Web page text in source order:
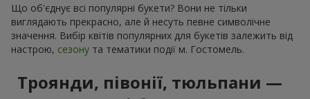
Що об'єднує всі популярні букети? Вони не тільки
виглядають прекрасно, але й несуть певне символічне
значення. Вибір квітів популярних для букетів залежить від
настрою, сезону та тематики події м. Гостомель.
Троянди, півонії, тюльпани —